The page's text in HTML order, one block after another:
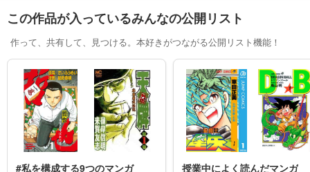
この作品が入っているみんなの公開リスト
作って、共有して、見つける。本好きがつながる公開リスト機能！
#私を構成する9つのマンガ 授業中によく読んだマンガ